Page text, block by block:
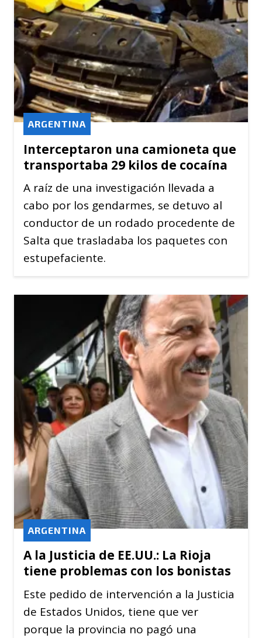
Interceptaron una camioneta que
transportaba 29 kilos de cocaína
ARGENTINA
A raíz de una investigación llevada a
cabo por los gendarmes, se detuvo al
conductor de un rodado procedente de
Salta que trasladaba los paquetes con
estupefaciente.
A la Justicia de EE.UU.: La Rioja
tiene problemas con los bonistas
ARGENTINA
Este pedido de intervención a la Justicia
de Estados Unidos, tiene que ver
porque la provincia no pagó una